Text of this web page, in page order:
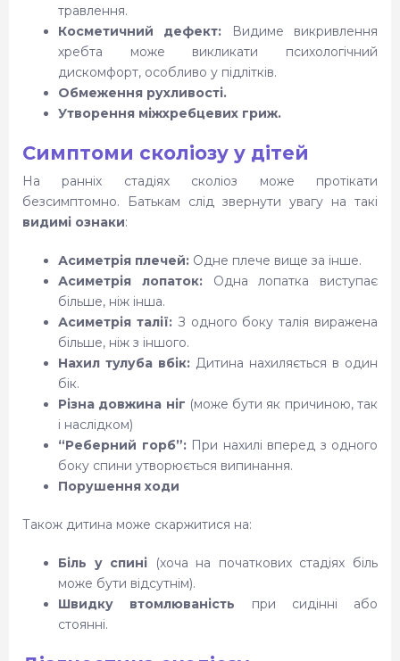
травлення.
Косметичний дефект: Видиме викривлення
хребта може викликати психологічний
дискомфорт, особливо у підлітків.
Обмеження рухливості.
Утворення міжхребцевих гриж.
Симптоми сколіозу у дітей
На ранніх стадіях сколіоз може протікати
безсимптомно. Батькам слід звернути увагу на такі
видимі ознаки:
Асиметрія плечей: Одне плече вище за інше.
Асиметрія лопаток:Одна лопатка виступає
більше, ніж інша.
Асиметрія талії:З одного боку талія виражена
більше, ніж з іншого.
Нахил тулуба вбік: Дитина нахиляється в один
бік.
Різна довжина ніг (може бути як причиною, так
і наслідком)
“Реберний горб”:При нахилі вперед з одного
боку спини утворюється випинання.
Порушення ходи
Також дитина може скаржитися на:
Біль у спині (хоча на початкових стадіях біль
може бути відсутнім).
Швидку втомлюваність при сидінні або
стоянні.